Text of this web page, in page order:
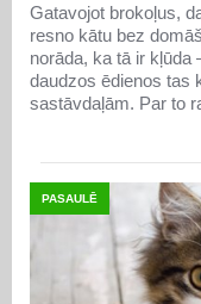
Gatavojot brokoļus,
resno kātu bez
norāda, ka tā ir kļūda
daudzos ēdienos tas
sastāvdaļām. Par to
PASAULĒ